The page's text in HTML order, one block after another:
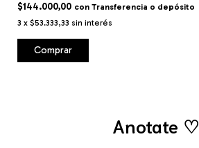
$144.000,00 con Transferencia o depósito
3 x $53.333,33 sin interés
Anotate ♡